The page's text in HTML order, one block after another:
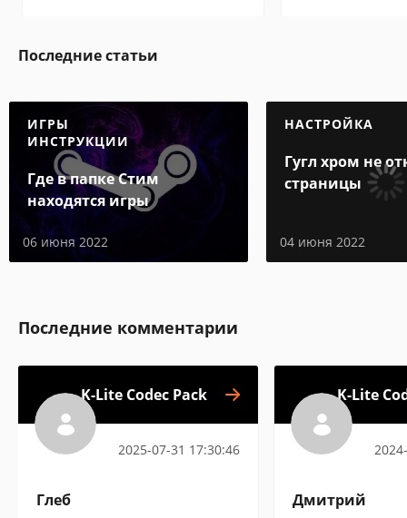
Последние статьи
ИГРЫ
ИНСТРУКЦИИ
Где в папке Стим
находятся игры
06 июня 2022
НАСТРОЙКА
Гугл хром не
страницы
04 июня 2022
Последние комментарии
K-Lite Codec Pack
2025-07-31 17:30:46
Глеб
K-Lite
Дмитрий